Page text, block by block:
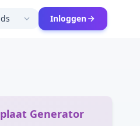
Inloggen
Generator